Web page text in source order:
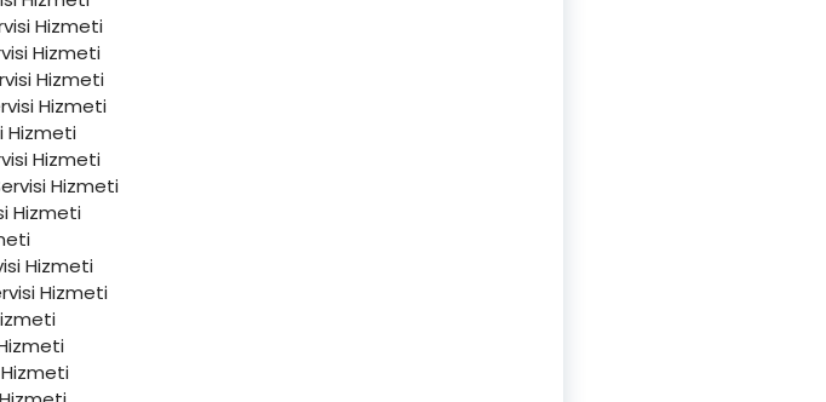
Hizmeti
Hizmeti
Hizmeti
Hizmeti
Hizmeti
Hizmeti
Hizmeti
Hizmeti
Hizmeti
Hizmeti
Hizmeti